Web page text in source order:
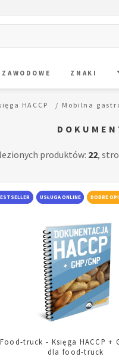
ZNAKI
HACCP Mobilna
produktów: 22,
USŁUGA ONLINE DOBRE
Food-truck - Księga HACCP +
dla food-truck